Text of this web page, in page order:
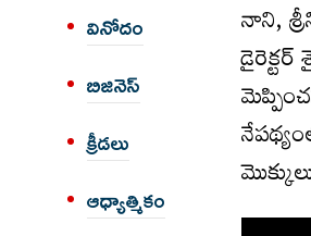
వినోదం
బిజినెస్
క్రీడలు
ఆధ్యాత్మికం
నాని,